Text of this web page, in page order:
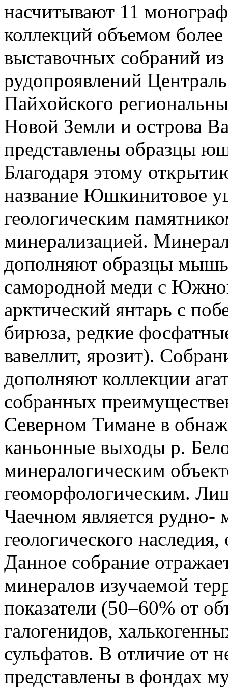
насчитывают 11
коллекций объемом
выставочных собраний
рудопроявлений
Пайхойского
Новой Земли и острова
представлены образцы
Благодаря этому
название Юшкинитовое
геологическим
минерализацией.
дополняют образцы
самородной меди с
арктический янтарь с
бирюза, редкие
вавеллит, ярозит).
дополняют коллекции
собранных
Северном Тимане в
каньонные выходы р.
минералогическим
геоморфологическим.
Чаечном является рудно-
геологического
Данное собрание
минералов изучаемой
показатели (50–60% от
галогенидов,
сульфатов. В отличие от
представлены в фондах